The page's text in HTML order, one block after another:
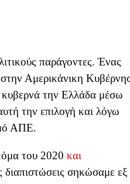
παράγοντες. Ένας
στην Αμερικάνικη
κυβερνά την Ελλάδα μέσω
την επιλογή και λόγω
ΑΠΕ.
του 2020 και
διαπιστώσεις σηκώσαμε εξ